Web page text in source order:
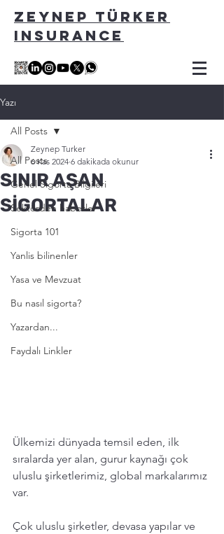
ZEYNEP TÜRKER
INSURANCE
Yazı
All Posts
Genel Sigorta Bilgileri
Sektörden haberler
Sigorta 101
Yanlis bilinenler
Yasa ve Mevzuat
Bu nasıl sigorta?
Yazardan...
Faydalı Linkler
All Posts
SINIR AŞAN
SİGORTALAR
Zeynep Turker
6 Kas 2024 6 dakikada okunur
Ülkemizi dünyada temsil eden, ilk
sıralarda yer alan, gurur kaynağı çok
uluslu şirketlerimiz, global markalarımız
var.
Çok uluslu şirketler, devasa yapılar ve